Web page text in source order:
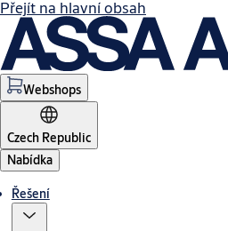
Přejít na hlavní obsah
Webshops
Czech Republic
Nabídka
Řešení